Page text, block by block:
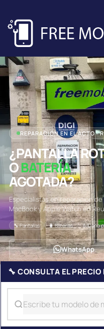
REPARACIÓN EN EL ACTO ·
¿PANTALLA
OBATERÍA
AGOTADA?
Especialistas en reparación
MacBook y Apple Watch en
🔧 Pantallas 🔋 Baterías 💧 Daño
WhatsApp
🔧 CONSULTA EL